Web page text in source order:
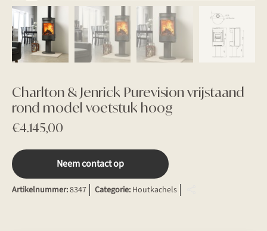
Charlton & Jenrick Purevision vrijstaand
rond model voetstuk hoog
€4.145,00
Neem contact op
Artikelnummer:8347 Categorie: Houtkachels